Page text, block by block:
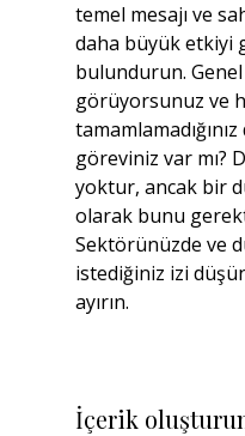
temel mesajı ve
daha büyük etkiyi
bulundurun. Genel
görüyorsunuz ve
göreviniz var mı?
yoktur, ancak bir
olarak bunu
Sektörünüzde ve
istediğiniz izi
ayırın.
İçerik